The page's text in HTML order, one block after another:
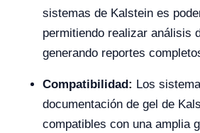
sistemas de Kalstein es
permitiendo realizar análisis
generando reportes
Compatibilidad: Los
documentación de gel de
compatibles con una amplia